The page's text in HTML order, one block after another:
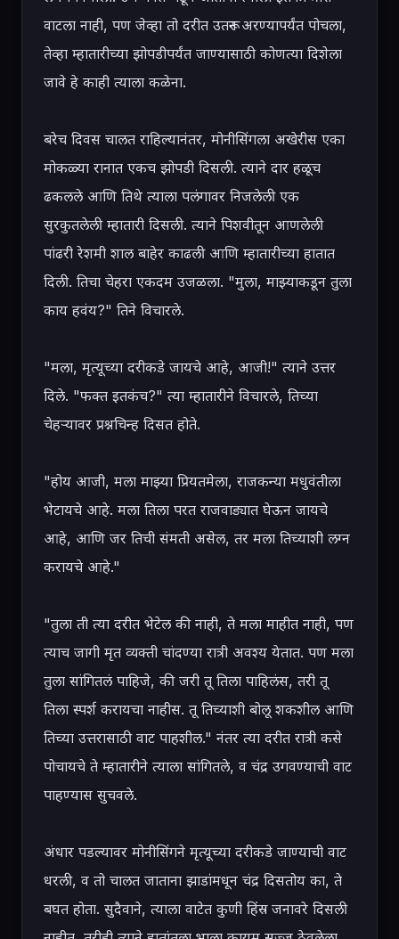
वाटला नाही, पण जेव्हा तो दरीत उतरून अरण्यापर्यंत पोचला,
तेव्हा म्हातारीच्या झोपडीपर्यंत जाण्यासाठी कोणत्या दिशेला
जावे हे काही त्याला कळेना.
बरेच दिवस चालत राहिल्यानंतर, मोनीसिंगला अखेरीस एका
मोकळ्या रानात एकच झोपडी दिसली. त्याने दार हळूच
ढकलले आणि तिथे त्याला पलंगावर निजलेली एक
सुरकुतलेली म्हातारी दिसली. त्याने पिशवीतून आणलेली
पांढरी रेशमी शाल बाहेर काढली आणि म्हातारीच्या हातात
दिली. तिचा चेहरा एकदम उजळला. "मुला, माझ्याकडून तुला
काय हवंय?" तिने विचारले.
"मला, मृत्यूच्या दरीकडे जायचे आहे, आजी!" त्याने उत्तर
दिले. "फक्त इतकंच?" त्या म्हातारीने विचारले, तिच्या
चेहऱ्यावर प्रश्नचिन्ह दिसत होते.
"होय आजी, मला माझ्या प्रियतमेला, राजकन्या मधुवंतीला
भेटायचे आहे. मला तिला परत राजवाड्यात घेऊन जायचे
आहे, आणि जर तिची संमती असेल, तर मला तिच्याशी लग्न
करायचे आहे."
"तुला ती त्या दरीत भेटेल की नाही, ते मला माहीत नाही, पण
त्याच जागी मृत व्यक्ती चांदण्या रात्री अवश्य येतात. पण मला
तुला सांगितलं पाहिजे, की जरी तू तिला पाहिलंस, तरी तू
तिला स्पर्श करायचा नाहीस. तू तिच्याशी बोलू शकशील आणि
तिच्या उत्तरासाठी वाट पाहशील." नंतर त्या दरीत रात्री कसे
पोचायचे ते म्हातारीने त्याला सांगितले, व चंद्र उगवण्याची वाट
पाहण्यास सुचवले.
अंधार पडल्यावर मोनीसिंगने मृत्यूच्या दरीकडे जाण्याची वाट
धरली, व तो चालत जाताना झाडांमधून चंद्र दिसतोय का, ते
बघत होता. सुदैवाने, त्याला वाटेत कुणी हिंस्र जनावरे दिसली